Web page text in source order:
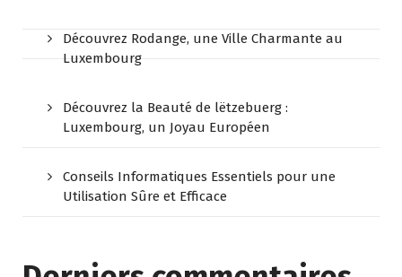
Découvrez Rodange, une Ville Charmante au
Luxembourg
Découvrez la Beauté de lëtzebuerg :
Luxembourg, un Joyau Européen
Conseils Informatiques Essentiels pour une
Utilisation Sûre et Efficace